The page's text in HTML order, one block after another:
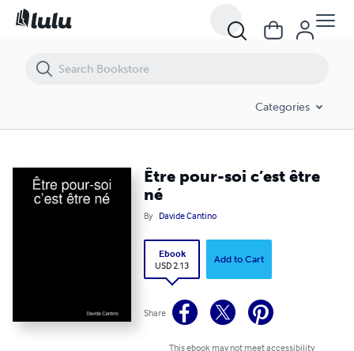
Categories
Être pour-soi c’est être
né
By Davide Cantino
Ebook
USD 2.13
Add to Cart
Share
This ebook may not meet accessibility
Être pour-soi c’est être né